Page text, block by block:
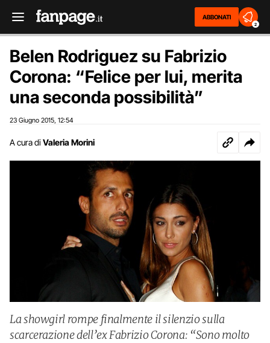
ABBONATI
2
Belen Rodriguez su Fabrizio
Corona: “Felice per lui, merita
una seconda possibilità”
23 Giugno 2015 12:54
A cura di Valeria Morini
La showgirl rompe finalmente il silenzio sulla
scarcerazione dell’ex Fabrizio Corona: “Sono molto